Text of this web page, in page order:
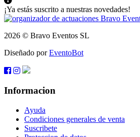
¡Ya estás suscrito a nuestras novedades!
2026 © Bravo Eventos SL
Diseñado porEventoBot
Informacion
Ayuda
Condiciones generales de venta
Suscribete